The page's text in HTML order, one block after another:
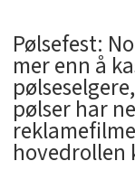
Pølsefest:
mer enn å
pølser har
hovedrollen